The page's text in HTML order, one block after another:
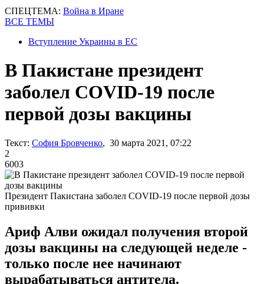
СПЕЦТЕМА: Война в Иране
ВСЕ ТЕМЫ
Вступление Украины в ЕС
В Пакистане президент
заболел COVID-19 после
первой дозы вакцины
Текст: София Бровченко, 30 марта 2021, 07:22
2
6003
Президент Пакистана заболел COVID-19 после первой дозы
прививки
Ариф Алви ожидал получения второй
дозы вакцины на следующей неделе -
только после нее начинают
вырабатываться антитела.